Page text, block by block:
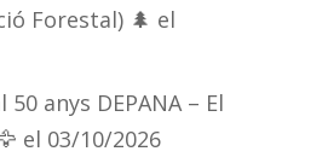
Forestal) 🌲 el
anys DEPANA – El
el 03/10/2026